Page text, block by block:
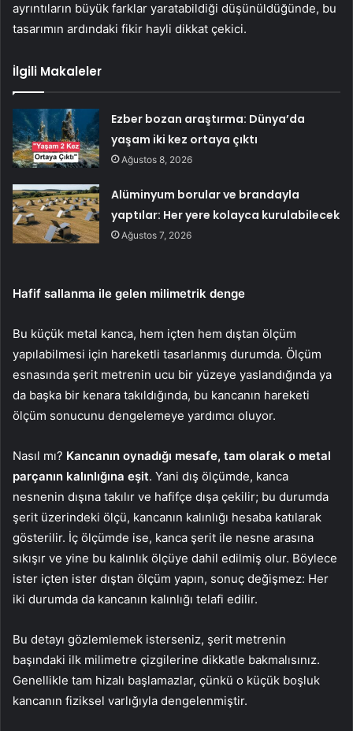
ayrıntıların büyük farklar yaratabildiği düşünüldüğünde, bu
tasarımın ardındaki fikir hayli dikkat çekici.
İlgili Makaleler
Ezber bozan araştırma: Dünya’da
yaşam iki kez ortaya çıktı
Ağustos 8, 2026
Alüminyum borular ve brandayla
yaptılar: Her yere kolayca kurulabilecek
Ağustos 7, 2026
Hafif sallanma ile gelen milimetrik denge
Bu küçük metal kanca, hem içten hem dıştan ölçüm
yapılabilmesi için hareketli tasarlanmış durumda. Ölçüm
esnasında şerit metrenin ucu bir yüzeye yaslandığında ya
da başka bir kenara takıldığında, bu kancanın hareketi
ölçüm sonucunu dengelemeye yardımcı oluyor.
Nasıl mı? Kancanın oynadığı mesafe, tam olarak o metal
parçanın kalınlığına eşit. Yani dış ölçümde, kanca
nesnenin dışına takılır ve hafifçe dışa çekilir; bu durumda
şerit üzerindeki ölçü, kancanın kalınlığı hesaba katılarak
gösterilir. İç ölçümde ise, kanca şerit ile nesne arasına
sıkışır ve yine bu kalınlık ölçüye dahil edilmiş olur. Böylece
ister içten ister dıştan ölçüm yapın, sonuç değişmez: Her
iki durumda da kancanın kalınlığı telafi edilir.
Bu detayı gözlemlemek isterseniz, şerit metrenin
başındaki ilk milimetre çizgilerine dikkatle bakmalısınız.
Genellikle tam hizalı başlamazlar, çünkü o küçük boşluk
kancanın fiziksel varlığıyla dengelenmiştir.